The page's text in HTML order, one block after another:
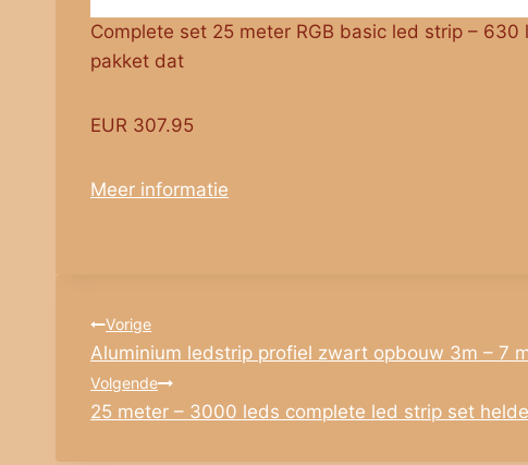
Complete set 25 meter RGB basic led strip –
pakket dat
EUR 307.95
Meer informatie
Bericht
navigatie
Vorige
Aluminium ledstrip profiel zwart opbouw 3m – 7
Volgende
25 meter – 3000 leds complete led strip set